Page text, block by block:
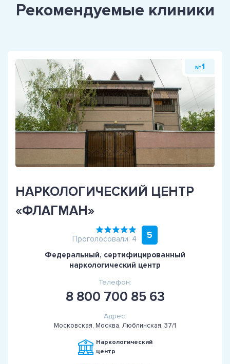
Рекомендуемые клиники
№ 1
НАРКОЛОГИЧЕСКИЙ ЦЕНТР
«ФЛАГМАН»
Проголосовали: 4 5
Федеральный, сертифицированный
наркологический центр
Телефон:
8 800 700 85 63
Адрес:
Московская, Москва, Люблинская, 37/1
Наркологический
центр